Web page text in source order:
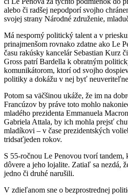
alebo či radšej nepodporí svojho
svojej strany Národné združenie,
Má nesporný politický talent a v
prinajmenšom rovnako zdatne ako Le
času rakúsky kancelár Sebastian Kurz
Gross patrí Bardella k obratným
komunikátorom, ktorí od svojho
politiky a dokážu v nej byť
Potom sa väčšinou ukáže, že im na
Francúzov by práve toto mohlo
mladého prezidenta Emmanuela
Gabriela Attala, by ich mohla prejsť
mladíkovi – v čase prezidentských
tridsaťjeden rokov.
S 55-ročnou Le Penovou tvorí tandem,
dôvere a jeho lojalite. Zatiaľ sa nezdá,
jedno či druhé narušili.
V zdieľanom sne o bezprostrednej